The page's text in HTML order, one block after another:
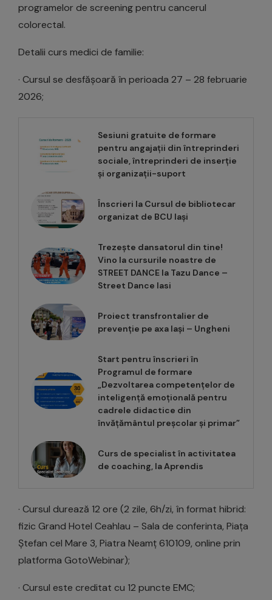
programelor de screening pentru cancerul
colorectal.
Detalii curs medici de familie:
· Cursul se desfășoară în perioada 27 – 28 februarie
2026;
Sesiuni gratuite de formare
pentru angajații din întreprinderi
sociale, întreprinderi de inserție
și organizații-suport
Înscrieri la Cursul de bibliotecar
organizat de BCU Iași
Trezește dansatorul din tine!
Vino la cursurile noastre de
STREET DANCE la Tazu Dance –
Street Dance Iasi
Proiect transfrontalier de
prevenție pe axa Iași – Ungheni
Start pentru înscrieri în
Programul de formare
„Dezvoltarea competențelor de
inteligență emoțională pentru
cadrele didactice din
învățământul preșcolar și primar”
Curs de specialist în activitatea
de coaching, la Aprendis
· Cursul durează 12 ore (2 zile, 6h/zi, în format hibrid:
fizic Grand Hotel Ceahlau – Sala de conferinta, Piața
Ștefan cel Mare 3, Piatra Neamț 610109, online prin
platforma GotoWebinar);
· Cursul este creditat cu 12 puncte EMC;